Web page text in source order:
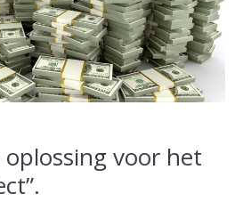
oplossing voor het